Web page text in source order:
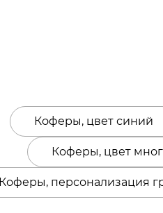
Коферы, цвет синий
Коферы, цвет
Коферы, персонализация